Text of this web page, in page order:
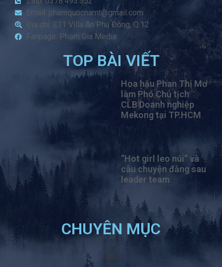
Email: phamquocnamt@gmail.com
Địa chỉ: E11 Villa An Phú Đông, Q.12
Fanpage: Phạm Gia Media
TOP BÀI VIẾT
Hoa hậu Phan Thị Mơ
làm Phó Chủ tịch
CLB Doanh nghiệp
Mekong tại TP.HCM
“Hot girl leo núi” và
câu chuyện đằng sau
leader team
CHUYÊN MỤC